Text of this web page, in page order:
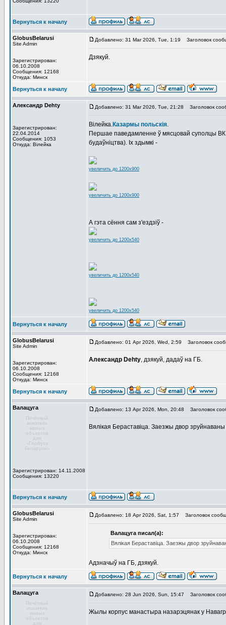
Вернуться к началу
GlobusBelarusi
Site Admin
Зарегистрирован:
06.10.2008
Сообщения: 12168
Откуда: Минск
Добавлено: 31 Mar 2026, Tue, 1:19 Заголовок
Дзякуй.
Вернуться к началу
Александр Dehty
Зарегистрирован:
22.04.2014
Сообщения: 1053
Откуда: Вiлейка
Добавлено: 31 Mar 2026, Tue, 21:28 Заголовок
Вілейка.Казармы польскія.
Першае паведамленне ў мясцовай суполцы ВК
будаўніцтва). Іх здымкі -
увеличить до 1200x900
увеличить до 1200x900
А гэта сёння сам з'ездзіў -
увеличить до 1200x540
увеличить до 1200x540
увеличить до 1200x540
Вернуться к началу
GlobusBelarusi
Site Admin
Зарегистрирован:
06.10.2008
Сообщения: 12168
Откуда: Минск
Добавлено: 01 Apr 2026, Wed, 2:59 Заголовок
Александр Dehty, дзякуй, дадаў на ГБ.
Вернуться к началу
Валацуга
Почётный
искатель
новых
объектов
для
«Глобуса
Беларуси»
Зарегистрирован: 14.11.2008
Сообщения: 13220
Добавлено: 13 Apr 2026, Mon, 20:48 Заголовок
Вялікая Бераставіца. Заезжы двор зруйнаваны
Вернуться к началу
GlobusBelarusi
Site Admin
Зарегистрирован:
06.10.2008
Сообщения: 12168
Откуда: Минск
Добавлено: 18 Apr 2026, Sat, 1:57 Заголовок
Валацуга писал(а):
Вялікая Бераставіца. Заезжы двор
Адзначыў на ГБ, дзякуй.
Вернуться к началу
Валацуга
Почётный
искатель
новых
объектов
для
Добавлено: 28 Jun 2026, Sun, 15:47 Заголовок
Жылы корпус манастыра назарэцянак у